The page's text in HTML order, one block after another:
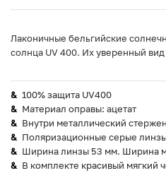
Лаконичные бельгийские
солнца UV 400. Их уверенный вид
100% защита UV400
Материал оправы: ацетат
Внутри металлический
Поляризационные серые
Ширина линзы 53 мм. Ширина
В комплекте красивый мягкий